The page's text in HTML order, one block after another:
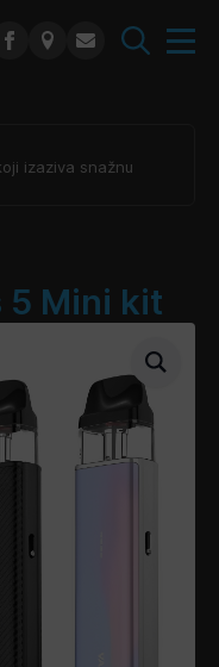
izaziva snažnu
5 Mini kit